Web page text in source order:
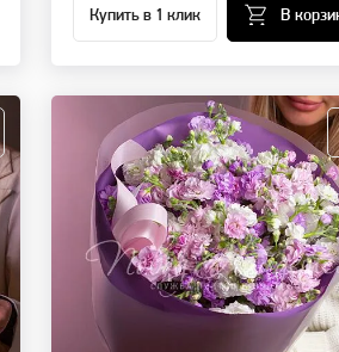
Купить в 1 клик В